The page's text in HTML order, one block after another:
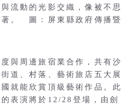
流動的光影交織，像被不思
著。 圖：屏東縣政府傳播暨
與周邊旅宿業合作，共有沙
道、村落、藝術旅店五大展
就能欣賞頂級藝術作品。此
表演將於12/28登場，由劍